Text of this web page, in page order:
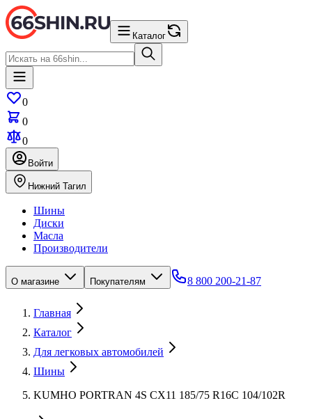
Каталог
0
0
0
Войти
Нижний Тагил
Шины
Диски
Масла
Производители
О магазине Покупателям 8 800 200-21-87
Главная
Каталог
Для легковых автомобилей
Шины
KUMHO PORTRAN 4S CX11 185/75 R16C 104/102R